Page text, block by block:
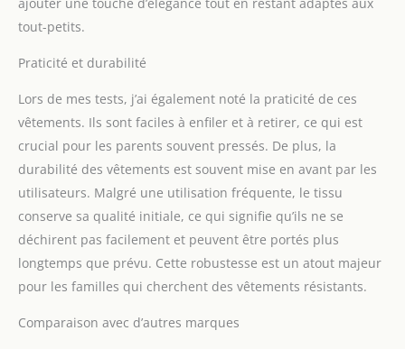
tout-petits.
Praticité et durabilité
Lors de mes tests, j’ai également noté la praticité de ces
vêtements. Ils sont faciles à enfiler et à retirer, ce qui est
crucial pour les parents souvent pressés. De plus, la
durabilité des vêtements est souvent mise en avant par les
utilisateurs. Malgré une utilisation fréquente, le tissu
conserve sa qualité initiale, ce qui signifie qu’ils ne se
déchirent pas facilement et peuvent être portés plus
longtemps que prévu. Cette robustesse est un atout majeur
pour les familles qui cherchent des vêtements résistants.
Comparaison avec d’autres marques